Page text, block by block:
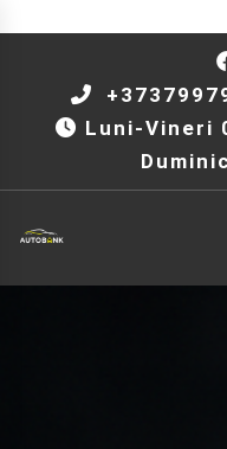
Luni-Vineri